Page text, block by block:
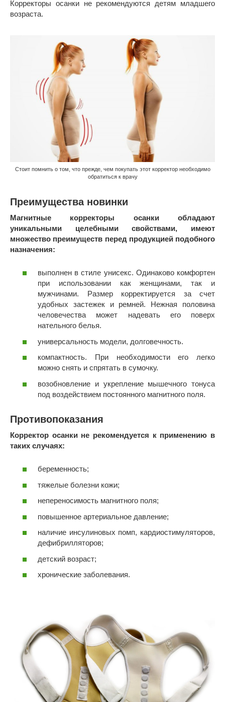
Корректоры осанки не рекомендуются детям младшего
возраста.
Стоит помнить о том, что прежде, чем покупать этот корректор необходимо
обратиться к врачу
Преимущества новинки
Магнитные корректоры осанки обладают
уникальными целебными свойствами, имеют
множество преимуществ перед продукцией подобного
назначения:
выполнен в стиле унисекс. Одинаково комфортен
при использовании как женщинами, так и
мужчинами. Размер корректируется за счет
удобных застежек и ремней. Нежная половина
человечества может надевать его поверх
нательного белья.
универсальность модели, долговечность.
компактность. При необходимости его легко
можно снять и спрятать в сумочку.
возобновление и укрепление мышечного тонуса
под воздействием постоянного магнитного поля.
Противопоказания
Корректор осанки не рекомендуется к применению в
таких случаях:
беременность;
тяжелые болезни кожи;
непереносимость магнитного поля;
повышенное артериальное давление;
наличие инсулиновых помп, кардиостимуляторов,
дефибрилляторов;
детский возраст;
хронические заболевания.